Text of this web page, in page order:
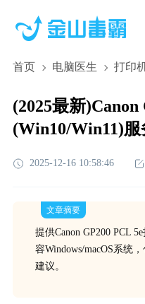
首页 电脑医生 打印
(2025最新
(Win10/Win11)
2025-12-16 10:58:46
文章摘要
提供Canon GP200 PCL
容Windows/macOS系统
建议。